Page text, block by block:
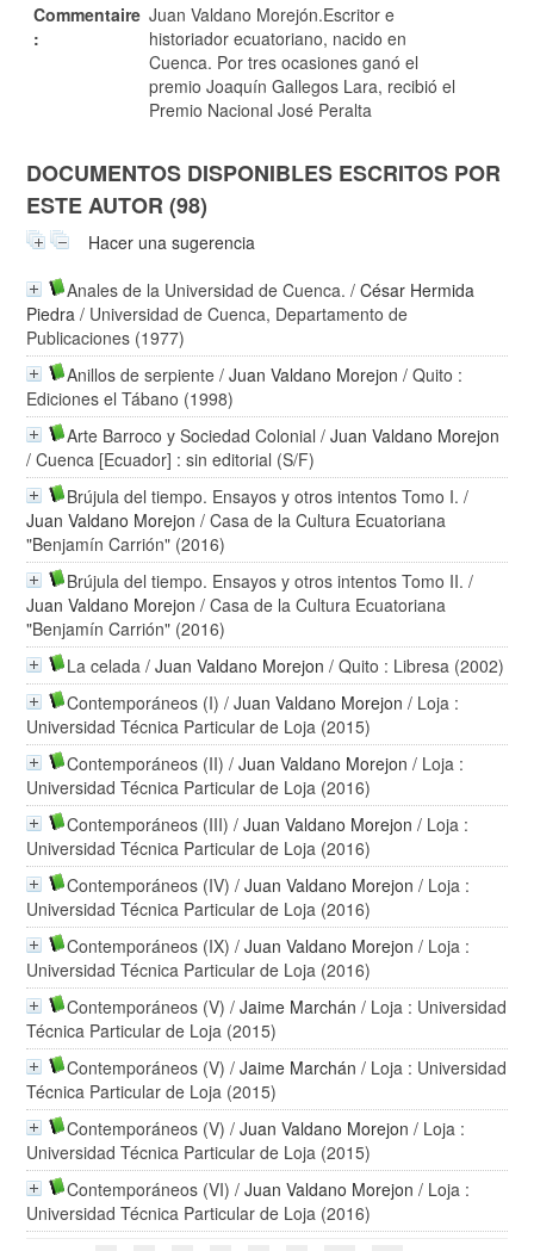
Commentaire
:
Juan Valdano Morejón.Escritor e
historiador ecuatoriano, nacido en
Cuenca. Por tres ocasiones ganó el
premio Joaquín Gallegos Lara, recibió el
Premio Nacional José Peralta
DOCUMENTOS DISPONIBLES ESCRITOS POR
ESTE AUTOR (98)
Hacer una sugerencia
Anales de la Universidad de Cuenca. /César Hermida
Piedra / Universidad de Cuenca, Departamento de
Publicaciones (1977)
Anillos de serpiente /Juan Valdano Morejon / Quito :
Ediciones el Tábano (1998)
Arte Barroco y Sociedad Colonial /Juan Valdano Morejon
/ Cuenca [Ecuador] : sin editorial (S/F)
Brújula del tiempo. Ensayos y otros intentos Tomo I. /
Juan Valdano Morejon / Casa de la Cultura Ecuatoriana
"Benjamín Carrión" (2016)
Brújula del tiempo. Ensayos y otros intentos Tomo II. /
Juan Valdano Morejon / Casa de la Cultura Ecuatoriana
"Benjamín Carrión" (2016)
La celada /Juan Valdano Morejon / Quito : Libresa (2002)
Contemporáneos (I) /Juan Valdano Morejon / Loja :
Universidad Técnica Particular de Loja (2015)
Contemporáneos (II) /Juan Valdano Morejon / Loja :
Universidad Técnica Particular de Loja (2016)
Contemporáneos (III) /Juan Valdano Morejon / Loja :
Universidad Técnica Particular de Loja (2016)
Contemporáneos (IV) /Juan Valdano Morejon / Loja :
Universidad Técnica Particular de Loja (2016)
Contemporáneos (IX) /Juan Valdano Morejon / Loja :
Universidad Técnica Particular de Loja (2016)
Contemporáneos (V) /Jaime Marchán / Loja : Universidad
Técnica Particular de Loja (2015)
Contemporáneos (V) /Jaime Marchán / Loja : Universidad
Técnica Particular de Loja (2015)
Contemporáneos (V) /Juan Valdano Morejon / Loja :
Universidad Técnica Particular de Loja (2015)
Contemporáneos (VI) /Juan Valdano Morejon / Loja :
Universidad Técnica Particular de Loja (2016)